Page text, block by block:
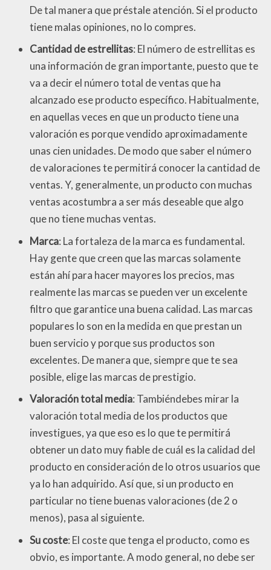
De tal manera que préstale atención. Si el producto
tiene malas opiniones, no lo compres.
Cantidad de estrellitas: El número de estrellitas es
una información de gran importante, puesto que te
va a decir el número total de ventas que ha
alcanzado ese producto específico. Habitualmente,
en aquellas veces en que un producto tiene una
valoración es porque vendido aproximadamente
unas cien unidades. De modo que saber el número
de valoraciones te permitirá conocer la cantidad de
ventas. Y, generalmente, un producto con muchas
ventas acostumbra a ser más deseable que algo
que no tiene muchas ventas.
Marca: La fortaleza de la marca es fundamental.
Hay gente que creen que las marcas solamente
están ahí para hacer mayores los precios, mas
realmente las marcas se pueden ver un excelente
filtro que garantice una buena calidad. Las marcas
populares lo son en la medida en que prestan un
buen servicio y porque sus productos son
excelentes. De manera que, siempre que te sea
posible, elige las marcas de prestigio.
Valoración total media: Tambiéndebes mirar la
valoración total media de los productos que
investigues, ya que eso es lo que te permitirá
obtener un dato muy fiable de cuál es la calidad del
producto en consideración de lo otros usuarios que
ya lo han adquirido. Así que, si un producto en
particular no tiene buenas valoraciones (de 2 o
menos), pasa al siguiente.
Su coste: El coste que tenga el producto, como es
obvio, es importante. A modo general, no debe ser